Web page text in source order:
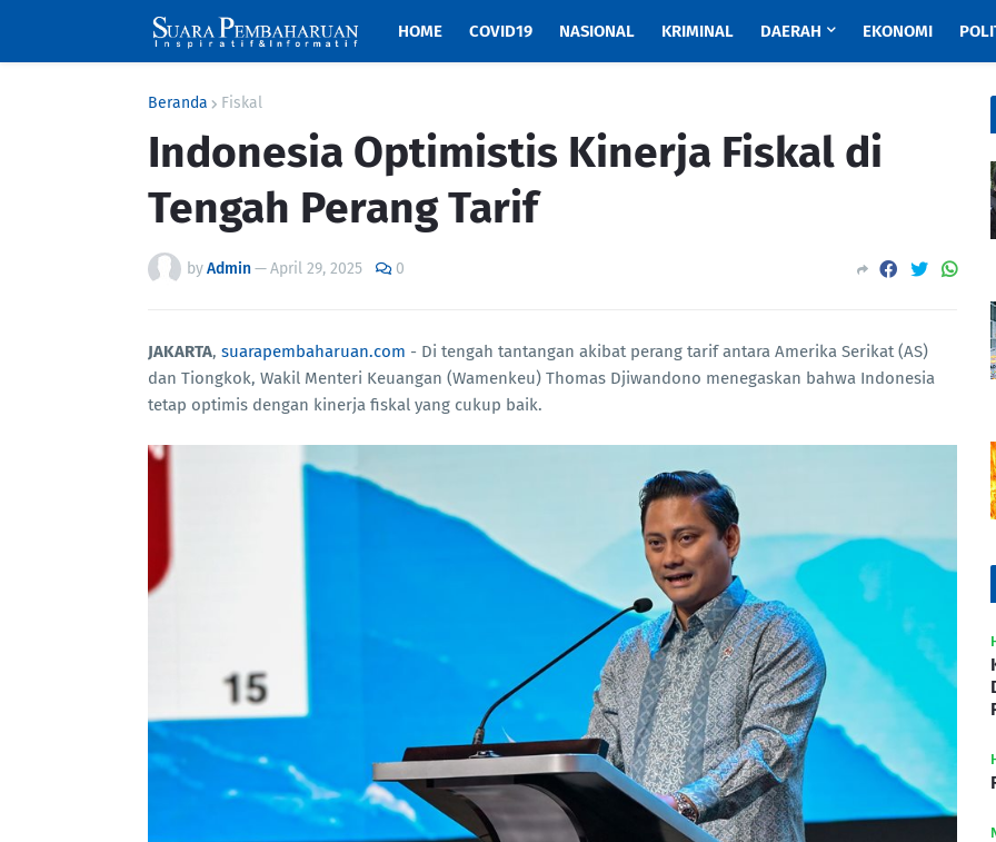
HOME COVID19 NASIONAL KRIMINAL DAERAH EKONOMI
Beranda Fiskal
Indonesia Optimistis Kinerja Fiskal di
Tengah Perang Tarif
byAdmin—April 29, 2025 0
JAKARTA, suarapembaharuan.com - Di tengah tantangan akibat perang tarif antara Amerika Serikat (AS)
dan Tiongkok, Wakil Menteri Keuangan (Wamenkeu) Thomas Djiwandono menegaskan bahwa Indonesia
tetap optimis dengan kinerja fiskal yang cukup baik.